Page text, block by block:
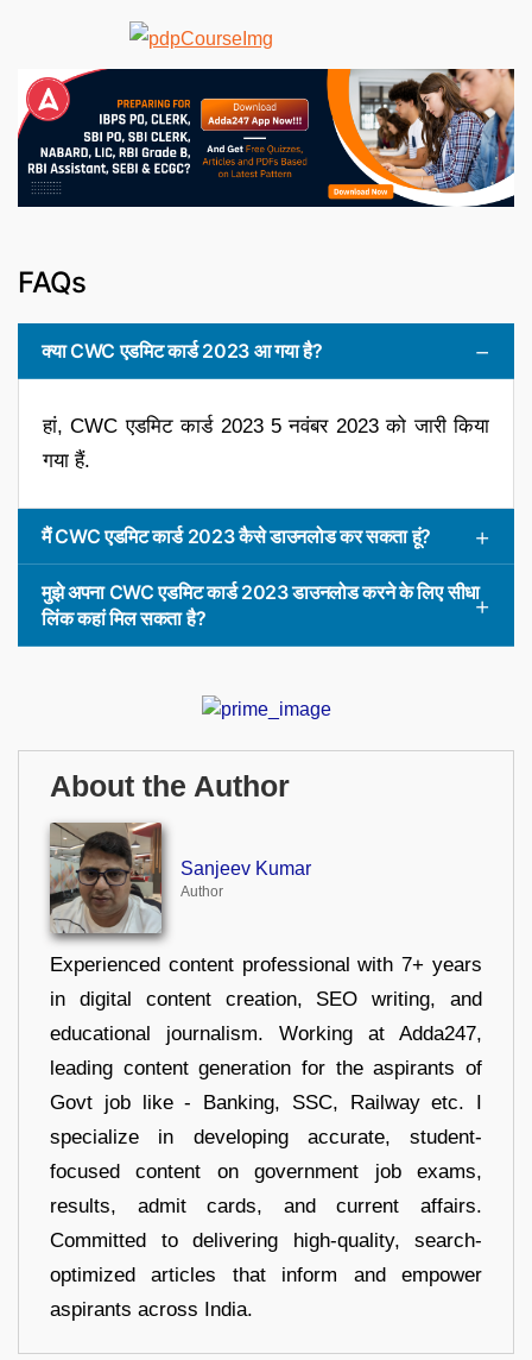
FAQs
क्या CWC एडमिट कार्ड 2023 आ गया है?
हां, CWC एडमिट कार्ड 2023 5 नवंबर 2023 को जारी किया
गया हैं.
मैं CWC एडमिट कार्ड 2023 कैसे डाउनलोड कर सकता हूं?
मुझे अपना CWC एडमिट कार्ड 2023 डाउनलोड करने के लिए सीधा
लिंक कहां मिल सकता है?
About the Author
Sanjeev Kumar
Author
Experienced content professional with 7+ years
in digital content creation, SEO writing, and
educational journalism. Working at Adda247,
leading content generation for the aspirants of
Govt job like - Banking, SSC, Railway etc. I
specialize in developing accurate, student-
focused content on government job exams,
results, admit cards, and current affairs.
Committed to delivering high-quality, search-
optimized articles that inform and empower
aspirants across India.